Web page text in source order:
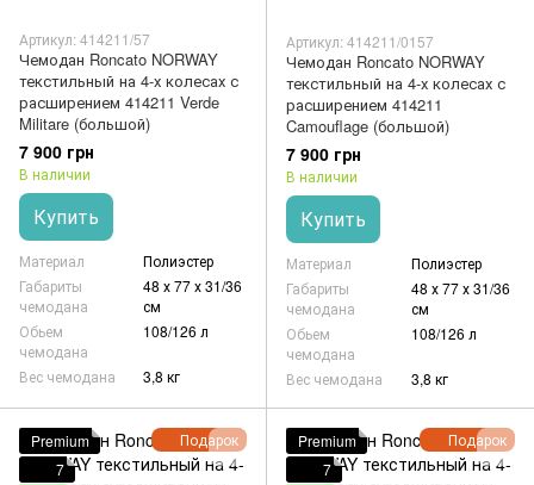
Артикул: 414211/57
Чемодан Roncato NORWAY
текстильный на 4-х колесах с
расширением 414211 Verde
Militare (большой)
7 900 грн
В наличии
Купить
Материал
Полиэстер
Габариты
чемодана
48 х 77 х 31/36
см
Обьем
чемодана
108/126 л
Вес чемодана 3,8 кг
Артикул: 414211/0157
Чемодан Roncato NORWAY
текстильный на 4-х колесах с
расширением 414211
Camouflage (большой)
7 900 грн
В наличии
Купить
Материал
Полиэстер
Габариты
чемодана
48 х 77 х 31/36
см
Обьем
чемодана
108/126 л
Вес чемодана 3,8 кг
Подарок
Premium
7
Подарок
Premium
7